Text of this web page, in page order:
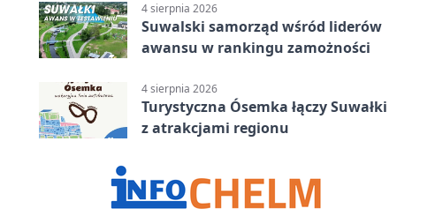
4 sierpnia 2026
Suwalski samorząd wśród liderów
awansu w rankingu zamożności
4 sierpnia 2026
Turystyczna Ósemka łączy Suwałki
z atrakcjami regionu